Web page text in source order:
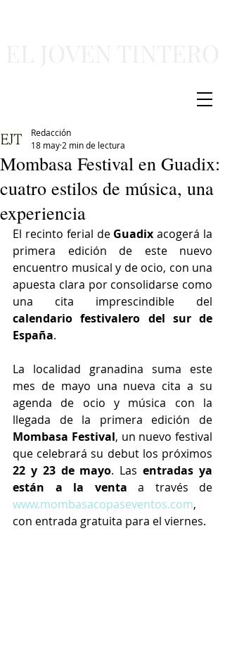
Mombasa Festival en Guadix:
cuatro estilos de música, una
experiencia
Redacción
18 may 2 min de lectura
El recinto ferial de Guadix acogerá la
primera edición de este nuevo
encuentro musical y de ocio, con una
apuesta clara por consolidarse como
calendario festivalero del sur de
España.
La localidad granadina suma este
mes de mayo una nueva cita a su
agenda de ocio y música con la
Mombasa Festival, un nuevo festival
22 y 23 de mayo. Las entradas ya
están a la venta
www.mombasacopaseventos.com,
con entrada gratuita para el viernes.